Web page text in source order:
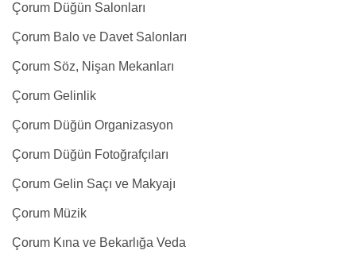
Çorum Düğün Salonları
Çorum Balo ve Davet Salonları
Çorum Söz, Nişan Mekanları
Çorum Gelinlik
Çorum Düğün Organizasyon
Çorum Düğün Fotoğrafçıları
Çorum Gelin Saçı ve Makyajı
Çorum Müzik
Çorum Kına ve Bekarlığa Veda